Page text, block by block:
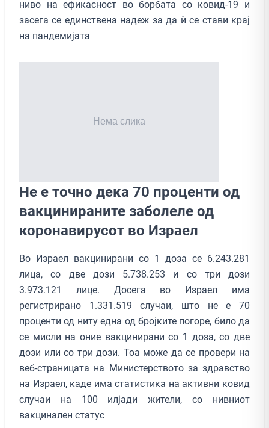
ниво на ефикасност во борбата со ковид-19 и
засега се единствена надеж за да ѝ се стави крај
на пандемијата
Не е точно дека 70 проценти од
вакцинираните заболеле од
коронавирусот во Израел
Во Израел вакцинирани со 1 доза се 6.243.281
лица, со две дози 5.738.253 и со три дози
3.973.121 лице. Досега во Израел има
регистрирано 1.331.519 случаи, што не е 70
проценти од ниту една од бројките погоре, било да
се мисли на оние вакцинирани со 1 доза, со две
дози или со три дози. Тоа може да се провери на
веб-страницата на Министерството за здравство
на Израел, каде има статистика на активни ковид
случаи на 100 илјади жители, со нивниот
вакцинален статус